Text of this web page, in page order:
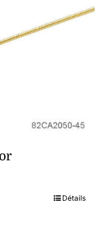
Détails